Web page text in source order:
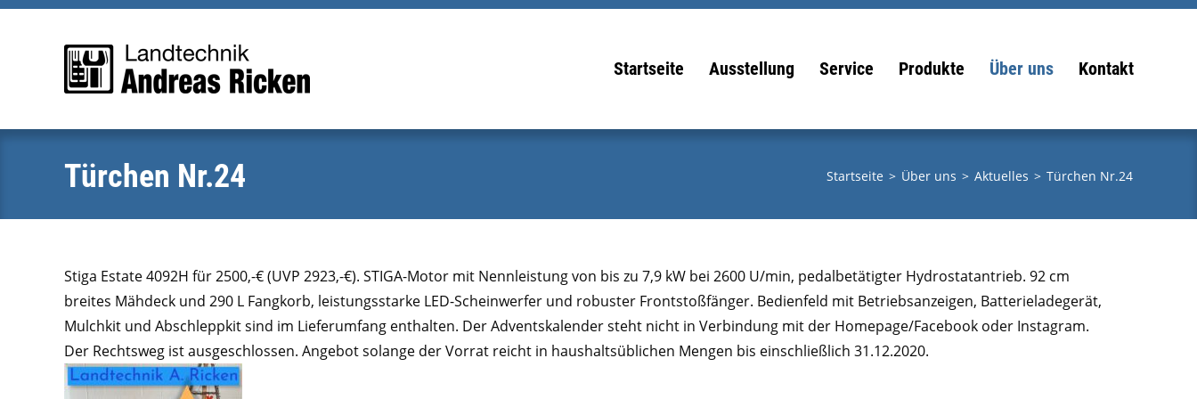
Zum
Startseite Ausstellung Service Produkte Über uns Kontakt
Türchen Nr.24 Startseite > Über uns > Aktuelles > Türchen Nr.24
Stiga Estate 4092H für 2500,-€ (UVP 2923,-€). STIGA-Motor mit Nennleistung von bis zu 7,9 kW bei 2600 U/min, pedalbetätigter Hydrostatantrieb. 92 cm
breites Mähdeck und 290 L Fangkorb, leistungsstarke LED-Scheinwerfer und robuster Frontstoßfänger. Bedienfeld mit Betriebsanzeigen, Batterieladegerät,
Mulchkit und Abschleppkit sind im Lieferumfang enthalten. Der Adventskalender steht nicht in Verbindung mit der Homepage/Facebook oder Instagram.
Der Rechtsweg ist ausgeschlossen. Angebot solange der Vorrat reicht in haushaltsüblichen Mengen bis einschließlich 31.12.2020.